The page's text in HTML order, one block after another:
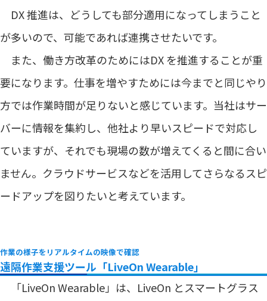
DX 推進は、どうしても部分適用になってしまうこと
が多いので、可能であれば連携させたいです。
また、働き方改革のためにはDX を推進することが重
要になります。仕事を増やすためには今までと同じやり
方では作業時間が足りないと感じています。当社はサー
バーに情報を集約し、他社より早いスピードで対応し
ていますが、それでも現場の数が増えてくると間に合い
ません。クラウドサービスなどを活用してさらなるスピ
ードアップを図りたいと考えています。
作業の様子をリアルタイムの映像で確認
遠隔作業支援ツール「LiveOn Wearable」
「LiveOn Wearable」は、LiveOn とスマートグラス